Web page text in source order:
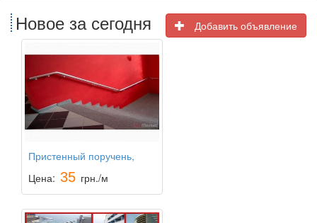
Новое за сегодня Добавить объявление
Пристенный поручень,
поручень на стекло
установка и продажа перил
Цена: 35 грн./м